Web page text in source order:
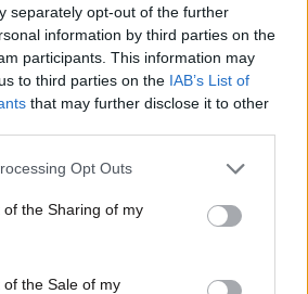
separately opt-out of the further
information by third parties on the
participants. This information may
to third parties on the IAB’s List of
that may further disclose it to other
app uses one or more Google
or usage behaviour. You may click to
to Google and its third-party tags to
specified purposes in below Google
Opt Outs
the Sharing of my
the Sale of my